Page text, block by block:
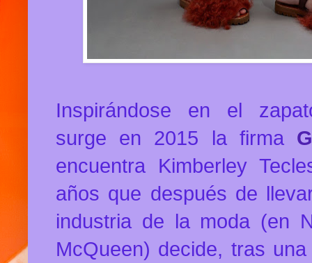
Inspirándose en el
surge en 2015 la firma
encuentra Kimberley
años que después de
industria de la moda (en
McQueen) decide, tras